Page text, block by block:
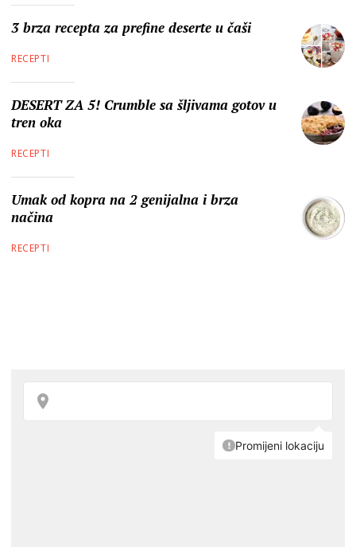
3 brza recepta za prefine deserte u čaši
RECEPTI
DESERT ZA 5! Crumble sa šljivama gotov u
tren oka
RECEPTI
Umak od kopra na 2 genijalna i brza
načina
RECEPTI